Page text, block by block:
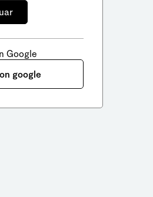
Google
google